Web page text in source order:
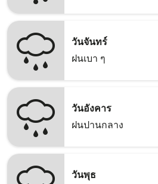
วันจันทร์
ฝนเบา ๆ
วันอังคาร
ฝนปานกลาง
วันพุธ